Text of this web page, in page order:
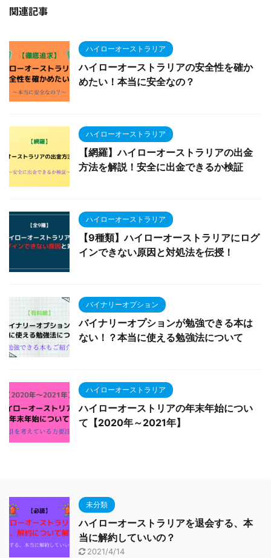
関連記事
ハイローオーストラリア
ハイローオーストラリアの安全性を確か
めたい！本当に安全なの？
ハイローオーストラリア
【網羅】ハイローオーストラリアの出金
方法を解説！安全に出金できるか検証
ハイローオーストラリア
【9種類】ハイローオーストラリアにログ
インできない原因と対処法を伝授！
バイナリーオプション
バイナリーオプションが勉強できる本は
ない！？本当に使える勉強法について
ハイローオーストラリア
ハイローオーストリアの年末年始につい
て【2020年～2021年】
未分類
ハイローオーストラリアを退会する、本
当に解約していいの？
2021/4/14